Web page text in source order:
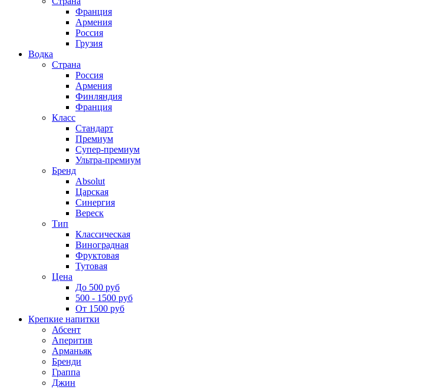
Франция
Армения
Россия
Грузия
Водка
Страна
Россия
Армения
Финляндия
Франция
Класс
Стандарт
Премиум
Супер-премиум
Ультра-премиум
Бренд
Absolut
Царская
Синергия
Вереск
Тип
Классическая
Виноградная
Фруктовая
Тутовая
Цена
До 500 руб
500 - 1500 руб
От 1500 руб
Крепкие напитки
Абсент
Аперитив
Арманьяк
Бренди
Граппа
Джин